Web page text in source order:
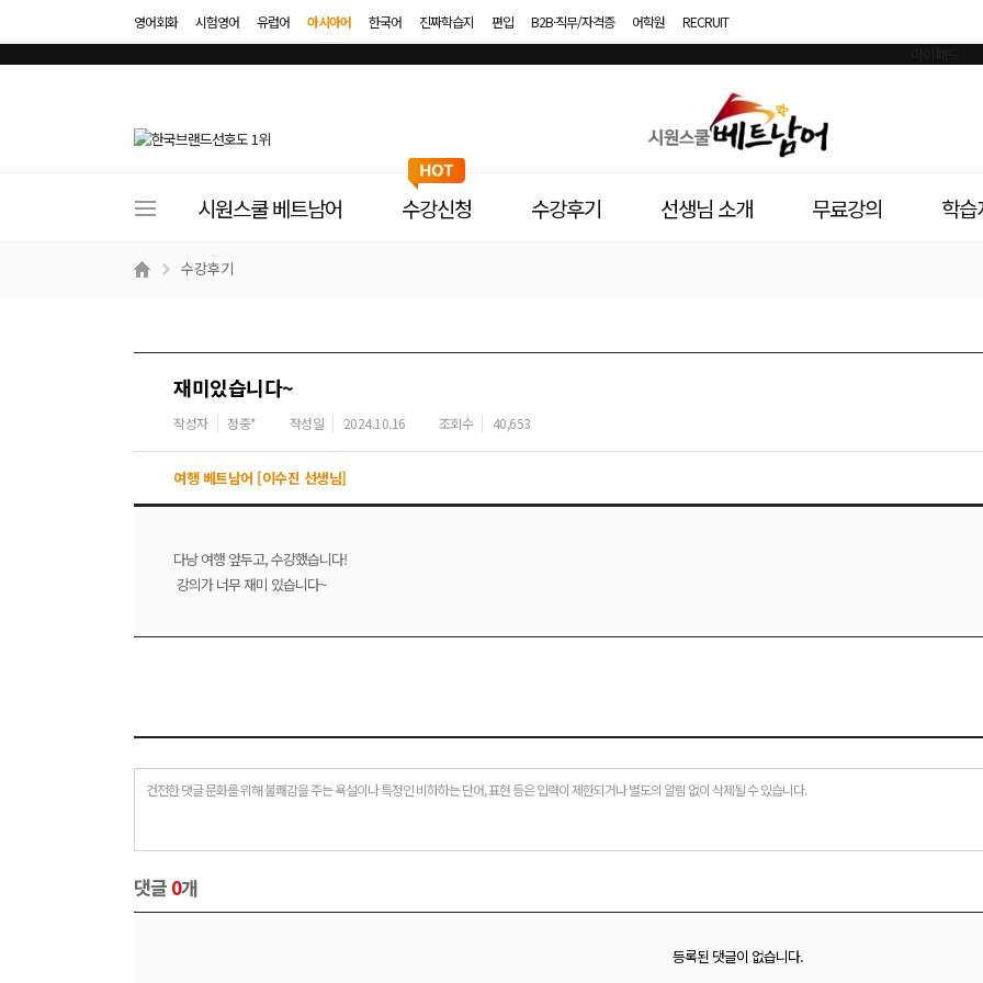
영어회화 시험영어 유럽어 아시아어 한국어 진짜학습지 편입 B2B·직무/자격증 어학원 RECRUIT
스
이
메
시원스쿨 베트남어 수강신청 수강후기 선생님 소개 무료강의 학습
수강후기
재미있습니다~
작성자 정중* 작성일 2024.10.16 조회수 40,653
여행 베트남어 [이수진 선생님]
다낭 여행 앞두고, 수강했습니다!
강의가 너무 재미 있습니다~
건전한 댓글 문화를 위해 불쾌감을 주는 욕설이나 특정인 비하하는 단어, 표현 등은 입력이 제한되거나 별도의 알림 없이 삭제될 수 있습니다.
댓글 0개
등록된 댓글이 없습니다.